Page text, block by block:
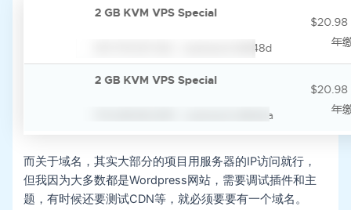
而关于域名，其实大部分的项目用服务器的IP访问就行，
但我因为大多数都是Wordpress网站，需要调试插件和主
题，有时候还要测试CDN等，就必须要要有一个域名。